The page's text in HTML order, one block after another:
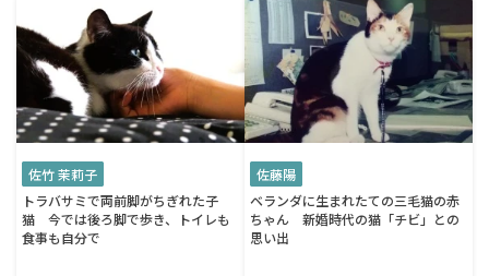
佐竹 茉莉子
トラバサミで両前脚がちぎれた子
猫 今では後ろ脚で歩き、トイレも
食事も自分で
佐藤陽
ベランダに生まれたての三毛猫の赤
ちゃん 新婚時代の猫「チビ」との
思い出